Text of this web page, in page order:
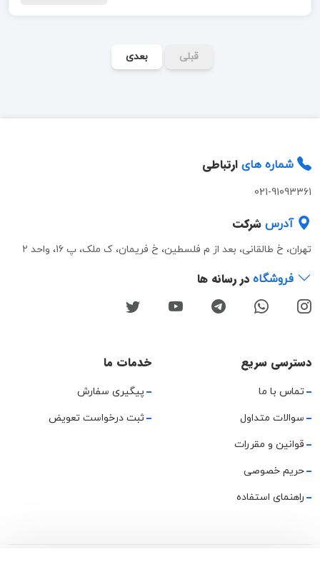
قبلی بعدی
شماره های ارتباطی
021-91093361
آدرس شرکت
تهران، خ طالقانی، بعد از م فلسطین، خ فریمان، ک ملک، پ 16، واحد 2
فروشگاه در رسانه ها
دسترسی سریع
تماس با ما
سوالات متداول
قوانین و مقررات
حریم خصوصی
راهنمای استفاده
خدمات ما
پیگیری سفارش
ثبت درخواست تعویض